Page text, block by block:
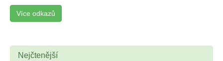
Více odkazů
Nejčtenější